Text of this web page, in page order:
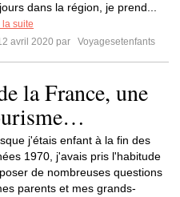
dans la région, je prend...
la suite
avril 2020 par
Voyagesetenfants
la France, une
j'étais enfant à la fin des
1970, j'avais pris l'habitude
de nombreuses questions
parents et mes grands-